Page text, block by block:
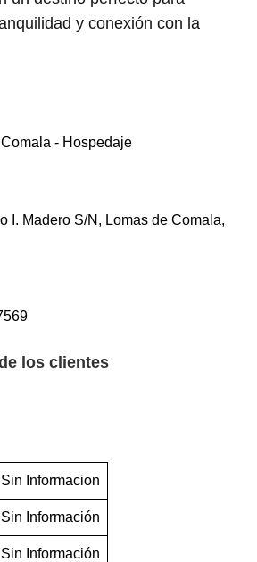
y conexión con la
- Hospedaje
I. Madero S/N, Lomas de Comala,
los clientes
Sin Informacion
Sin Información
Sin Información